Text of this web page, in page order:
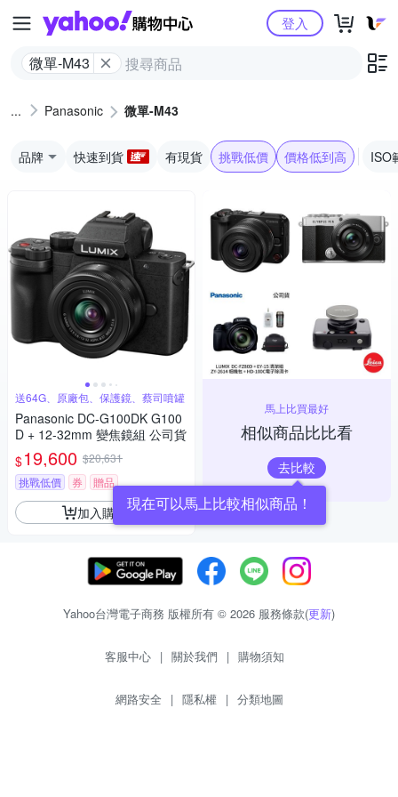
Yahoo購物中心
微單-M43
登入
Panasonic 微單-M43
品牌 快速到貨 有現貨 挑戰低價 價格低到高 ISO
送64G、原廠包、保護鏡、蔡司噴罐
Panasonic DC-G100DK G100
D + 12-32mm 變焦鏡組 公司貨
$19,600 $20,631
挑戰低價
券 贈品
加入購物車
馬上比買最好
相似商品比比看
去比較
現在可以馬上比較相似商品！
Yahoo台灣電子商務 版權所有 © 2026 服務條款(更新)
客服中心 | 關於我們 | 購物須知
網路安全 | 隱私權 | 分類地圖